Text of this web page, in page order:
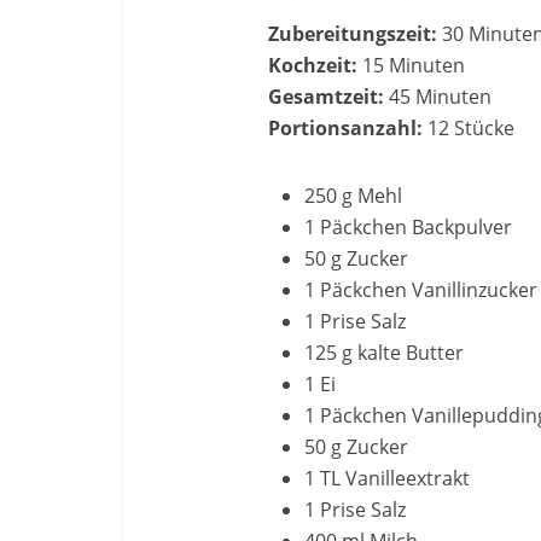
Zubereitungszeit: 30
Kochzeit: 15 Minuten
Gesamtzeit: 45 Minuten
Portionsanzahl: 12 Stücke
250 g Mehl
1 Päckchen Backpulver
50 g Zucker
1 Päckchen Vanillinzucker
1 Prise Salz
125 g kalte Butter
1 Ei
1 Päckchen
50 g Zucker
1 TL Vanilleextrakt
1 Prise Salz